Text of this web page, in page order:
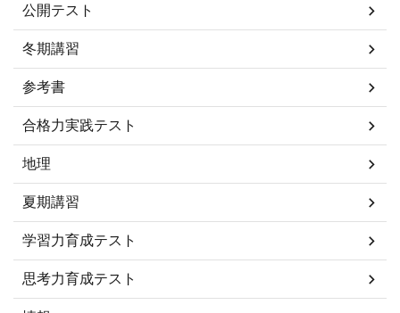
公開テスト
冬期講習
参考書
合格力実践テスト
地理
夏期講習
学習力育成テスト
思考力育成テスト